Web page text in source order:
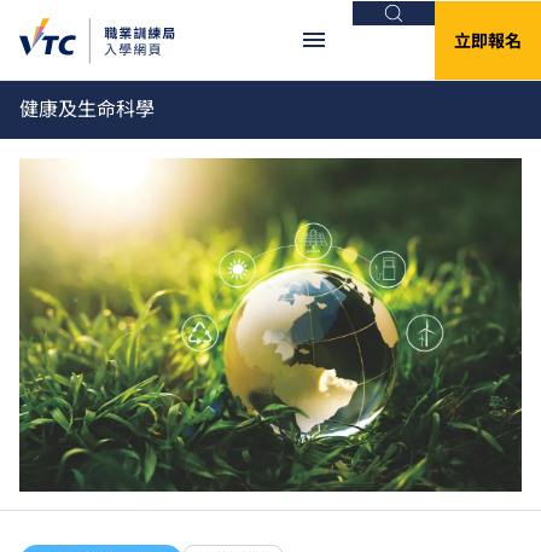
搜尋
立即報名
健康及生命科學